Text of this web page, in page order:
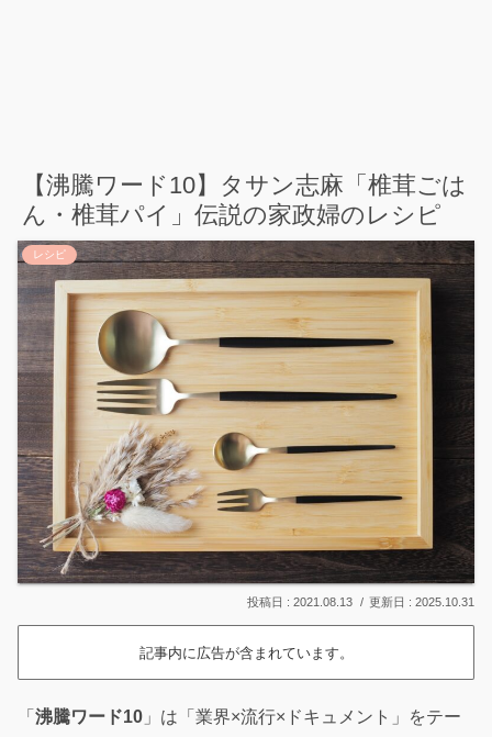
【沸騰ワード10】タサン志麻「椎茸ごは
ん・椎茸パイ」伝説の家政婦のレシピ
レシピ
2021.08.13 2025.10.31
記事内に広告が含まれています。
「 沸騰ワード10 」は「業界×流行×ドキュメント」をテー